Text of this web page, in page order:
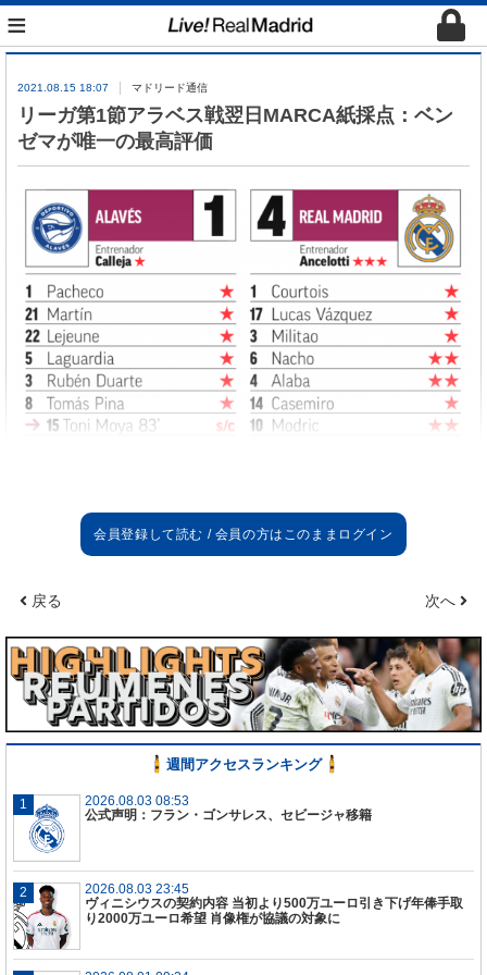
≡
2021.08.15 18:07 マドリード通信
リーガ第1節アラベス戦翌日MARCA紙採点：ベン
ゼマが唯一の最高評価
戻る 次へ
週間アクセスランキング
2026.08.03 08:53
公式声明：フラン・ゴンサレス、セビージャ移籍
2026.08.03 23:45
ヴィニシウスの契約内容 当初より500万ユーロ引き下げ年俸手取
り2000万ユーロ希望 肖像権が協議の対象に